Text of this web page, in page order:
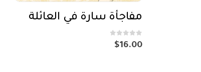
مفاجأة سارة في العائلة
0
out of 5
$16.00